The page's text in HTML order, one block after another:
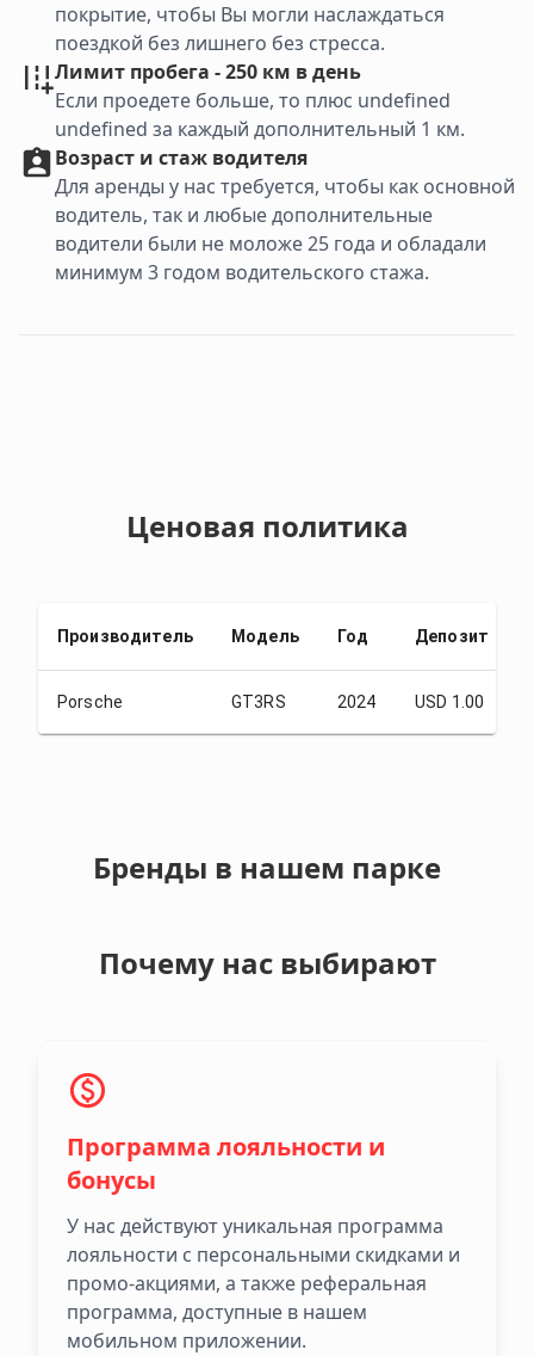
покрытие, чтобы Вы могли наслаждаться
поездкой без лишнего без стресса.
Лимит пробега - 250 км в день
Если проедете больше, то плюс undefined
undefined за каждый дополнительный 1 км.
Возраст и стаж водителя
Для аренды у нас требуется, чтобы как основной
водитель, так и любые дополнительные
водители были не моложе 25 года и обладали
минимум 3 годом водительского стажа.
Ценовая политика
Производитель Модель Год Депозит
Porsche GT3RS 2024 USD 1.00
Бренды в нашем парке
Почему нас выбирают
Программа лояльности и
бонусы
У нас действуют уникальная программа
лояльности с персональными скидками и
промо-акциями, а также реферальная
программа, доступные в нашем
мобильном приложении.